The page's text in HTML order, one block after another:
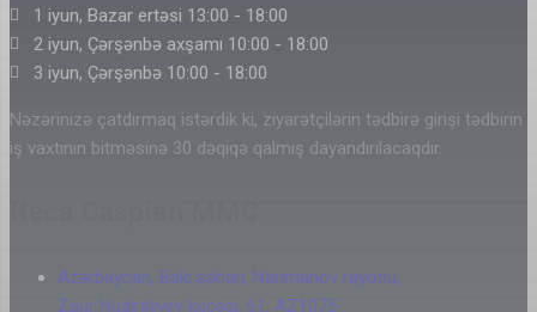
1 iyun, Bazar ertəsi 13:00 - 18:00
2 iyun, Çərşənbə axşamı 10:00 - 18:00
3 iyun, Çərşənbə 10:00 - 18:00
Nəzərinizə çatdırmaq istərdik ki, ziyarətçilərin tədbirə girişi tədbirin
iş vaxtının bitməsinə 30 dəqiqə qalmış dayandırılacaqdır.
Azərbaycan, Bakı şəhəri, Nərimanov rayonu,
Zaur Nudirəliyev küçəsi, 61, AZ1075